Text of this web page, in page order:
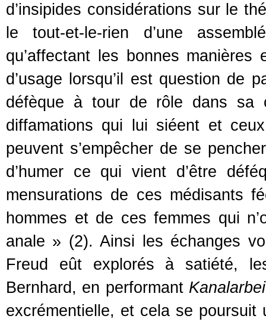
d’insipides considérations sur le
le tout-et-le-rien d’une
qu’affectant les bonnes
d’usage lorsqu’il est question de
défèque à tour de rôle dans sa
diffamations qui lui siéent et
peuvent s’empêcher de se
d’humer ce qui vient d’être
mensurations de ces médisants
hommes et de ces femmes qui
anale » (2). Ainsi les échanges
Freud eût explorés à satiété,
Bernhard, en performant
excrémentielle, et cela se